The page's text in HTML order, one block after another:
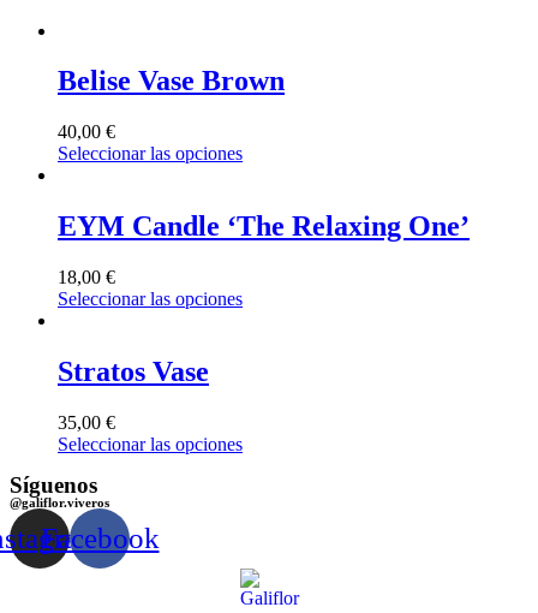
Belise Vase Brown
40,00 €
Seleccionar las opciones
EYM Candle ‘The Relaxing One’
18,00 €
Seleccionar las opciones
Stratos Vase
35,00 €
Seleccionar las opciones
Síguenos
@galiflor.viveros
Facebook